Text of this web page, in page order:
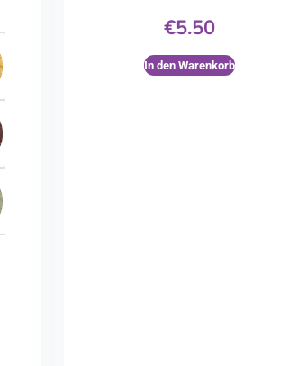
€5.50
In den Warenkorb